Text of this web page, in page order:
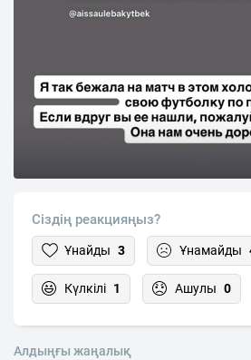
Сіздің реакцияңыз?
Ұнайды 3 Ұнамайды
Күлкілі 1 Ашулы 0
Алдыңғы жаңалық